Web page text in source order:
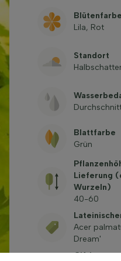
Blütenfarbe
Lila, Rot
Standort
Blattfarbe
Grün
Lieferung
Wurzeln)
40-60
Acer
Dream'
Giftig